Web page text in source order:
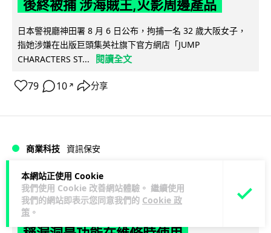
本網站正使用 Cookie
我們使用 Cookie 改善網站體驗。 繼續使用
我們的網站即表示您同意我們的 Cookie 政
策 。
後終被捕 涉海賊王,火影周邊產品
日本警視廳神田署 8 月 6 日公布，拘捕一名 32 歲大阪女子，
指她涉嫌在出版巨頭集英社旗下官方網店「JUMP
CHARACTERS ST...
閱讀全文
79 10 ↗ 分享
商業科技 資訊保安
Vin 2 日
智博通路由器爆後門 官方緊急下架止血